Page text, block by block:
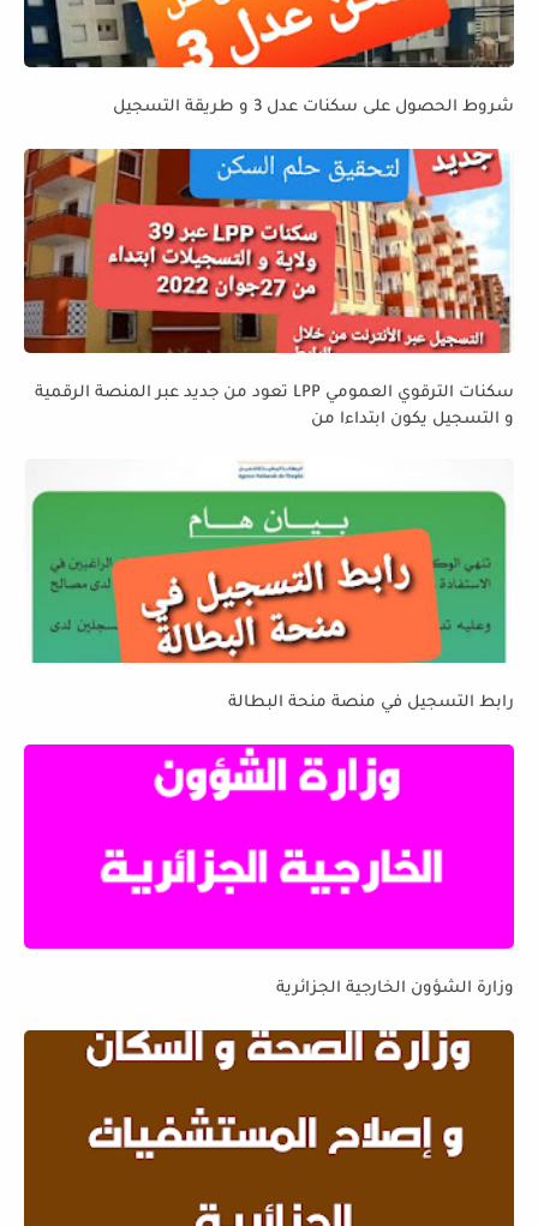
شروط الحصول على سكنات عدل 3 و طريقة التسجيل
سكنات الترقوي العمومي LPP تعود من جديد عبر المنصة الرقمية
و التسجيل يكون ابتداءا من
رابط التسجيل في منصة منحة البطالة
وزارة الشؤون الخارجية الجزائرية